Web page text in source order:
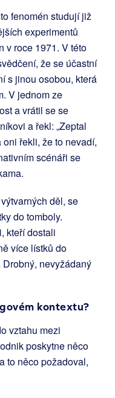
fenomén studují již
experimentů
v roce 1971. V této
že se účastní
s jinou osobou, která
V jednom ze
a vrátil se se
a řekl: „Zeptal
řekli, že to nevadí,
scénáři se
děl, se
do tomboly.
kteří dostali
více lístků do
nevyžádaný
kontextu?
vztahu mezi
poskytne něco
to něco požadoval,